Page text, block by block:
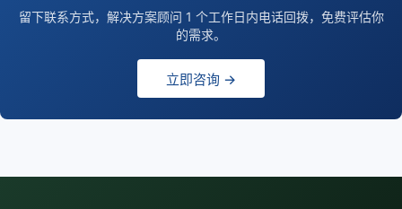
留下联系方式，解决方案顾问 1 个工作日内电话回拨，免费评估你
的需求。
立即咨询 →